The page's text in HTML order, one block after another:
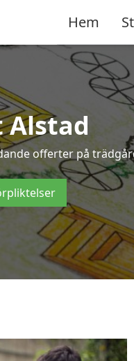
Hem
offerter på